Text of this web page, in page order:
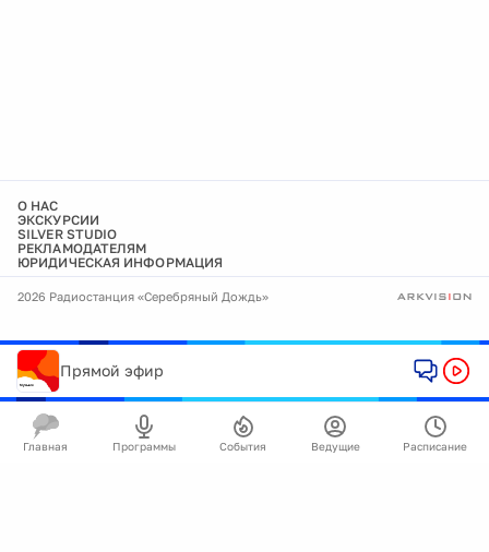
О НАС
ЭКСКУРСИИ
SILVER STUDIO
РЕКЛАМОДАТЕЛЯМ
ЮРИДИЧЕСКАЯ ИНФОРМАЦИЯ
2026 Радиостанция «Серебряный Дождь»
Прямой эфир
Главная Программы События Ведущие Расписание